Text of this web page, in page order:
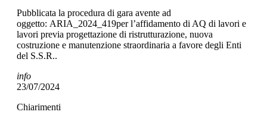
Pubblicata la procedura di gara avente ad
oggetto: ARIA_2024_419per l’affidamento di AQ di lavori e
lavori previa progettazione di ristrutturazione, nuova
costruzione e manutenzione straordinaria a favore degli Enti
del S.S.R..
info
23/07/2024
Chiarimenti